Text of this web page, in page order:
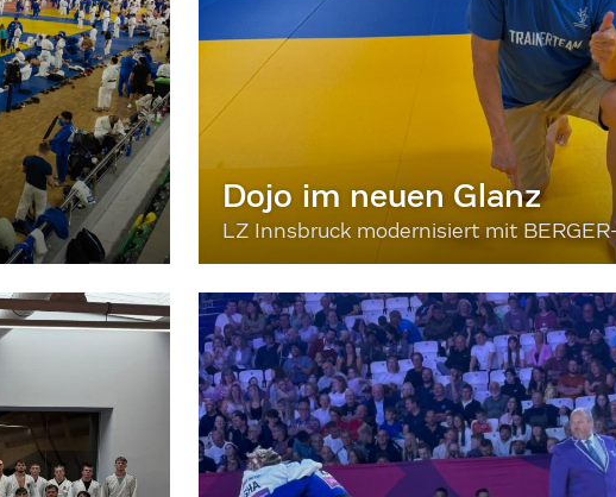
Dojo im neuen Glanz
LZ Innsbruck modernisiert mit